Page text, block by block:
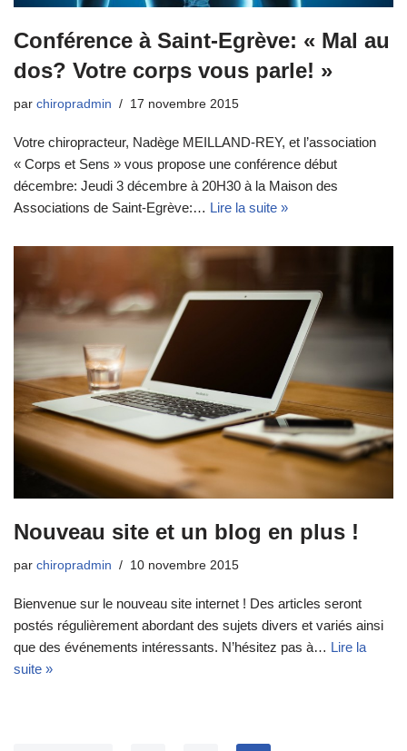
Conférence à Saint-Egrève: « Mal au
dos? Votre corps vous parle! »
par chiropradmin 17 novembre 2015
Votre chiropracteur, Nadège MEILLAND-REY, et l’association
« Corps et Sens » vous propose une conférence début
décembre: Jeudi 3 décembre à 20H30 à la Maison des
Associations de Saint-Egrève:… Lire la suite »
Nouveau site et un blog en plus !
par chiropradmin 10 novembre 2015
Bienvenue sur le nouveau site internet ! Des articles seront
postés régulièrement abordant des sujets divers et variés ainsi
que des événements intéressants. N’hésitez pas à… Lire la
suite »